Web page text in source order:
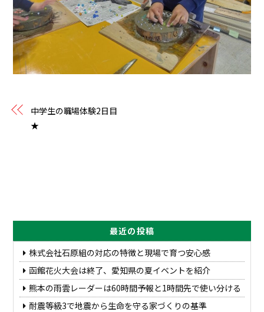
中学生の職場体験2日目
★
最近の投稿
株式会社石原組の対応の特徴と現場で育つ安心感
函館花火大会は終了、愛知県の夏イベントを紹介
熊本の雨雲レーダーは60時間予報と1時間先で使い分ける
耐震等級3で地震から生命を守る家づくりの基準